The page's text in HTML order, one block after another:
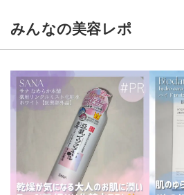
なりました😊🩷💜 *メーキャップ
みんなの美容レポ